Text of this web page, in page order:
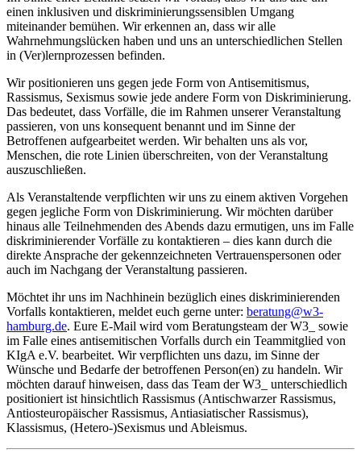
einen inklusiven und diskriminierungssensiblen Umgang
miteinander bemühen. Wir erkennen an, dass wir alle
Wahrnehmungslücken haben und uns an unterschiedlichen Stellen
in (Ver)lernprozessen befinden.
Wir positionieren uns gegen jede Form von Antisemitismus,
Rassismus, Sexismus sowie jede andere Form von Diskriminierung.
Das bedeutet, dass Vorfälle, die im Rahmen unserer Veranstaltung
passieren, von uns konsequent benannt und im Sinne der
Betroffenen aufgearbeitet werden. Wir behalten uns als vor,
Menschen, die rote Linien überschreiten, von der Veranstaltung
auszuschließen.
Als Veranstaltende verpflichten wir uns zu einem aktiven Vorgehen
gegen jegliche Form von Diskriminierung. Wir möchten darüber
hinaus alle Teilnehmenden des Abends dazu ermutigen, uns im Falle
diskriminierender Vorfälle zu kontaktieren – dies kann durch die
direkte Ansprache der gekennzeichneten Vertrauenspersonen oder
auch im Nachgang der Veranstaltung passieren.
Möchtet ihr uns im Nachhinein bezüglich eines diskriminierenden
Vorfalls kontaktieren, meldet euch gerne unter: beratung@w3-
hamburg.de. Eure E-Mail wird vom Beratungsteam der W3_ sowie
im Falle eines antisemitischen Vorfalls durch ein Teammitglied von
KIgA e.V. bearbeitet. Wir verpflichten uns dazu, im Sinne der
Wünsche und Bedarfe der betroffenen Person(en) zu handeln. Wir
möchten darauf hinweisen, dass das Team der W3_ unterschiedlich
positioniert ist hinsichtlich Rassismus (Antischwarzer Rassismus,
Antiosteuropäischer Rassismus, Antiasiatischer Rassismus),
Klassismus, (Hetero-)Sexismus und Ableismus.